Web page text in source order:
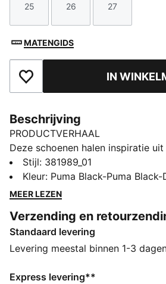
Maat
25
Maat
26
Maat
27
MATENGIDS
Toegevoegd aan favorieten
IN
Beschrijving
PRODUCTVERHAAL
Deze schoenen halen inspiratie
hardlooptraditie van PUMA.
baby met ongelooflijk comfort. De
ontworpen met de innovatieve en
tussenzool. Maar deze schoenen
uitzonderlijk comfortabel, ze
bijzondere look met interessante
gestanste details van
Stijl: 381989_01
Kleur: Puma Black-Puma
MEER LEZEN
Verzending en
Standaard levering
Levering meestal binnen 1-3
Express levering**